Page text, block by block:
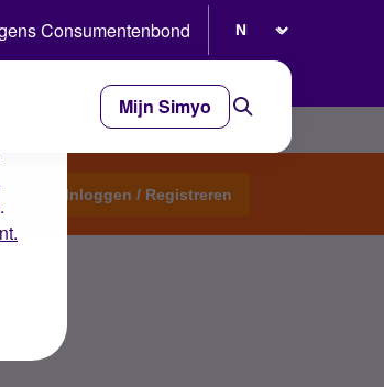
Consumentenbond
Mijn Simyo
Inloggen / Registreren